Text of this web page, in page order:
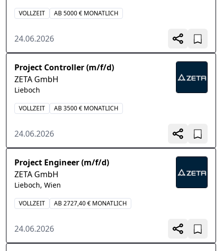
VOLLZEIT AB 5000 € MONATLICH
24.06.2026
Project Controller (m/f/d)
ZETA GmbH
Lieboch
VOLLZEIT AB 3500 € MONATLICH
24.06.2026
Project Engineer (m/f/d)
ZETA GmbH
Lieboch, Wien
VOLLZEIT AB 2727,40 € MONATLICH
24.06.2026